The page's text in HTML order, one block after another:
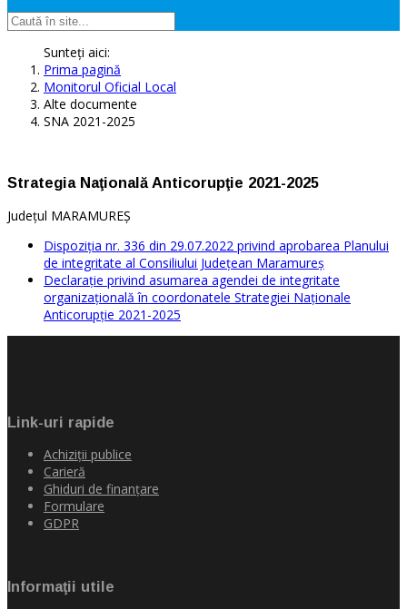
Sunteți aici:
Prima pagină
Monitorul Oficial Local
Alte documente
SNA 2021-2025
Strategia Naţională Anticorupţie 2021-2025
Județul MARAMUREȘ
Dispoziţia nr. 336 din 29.07.2022 privind aprobarea Planului
de integritate al Consiliului Judeţean Maramureş
Declarație privind asumarea agendei de integritate
organizațională în coordonatele Strategiei Naționale
Anticorupție 2021-2025
Link-uri rapide
Achiziţii publice
Carieră
Ghiduri de finanţare
Formulare
GDPR
Informaţii utile